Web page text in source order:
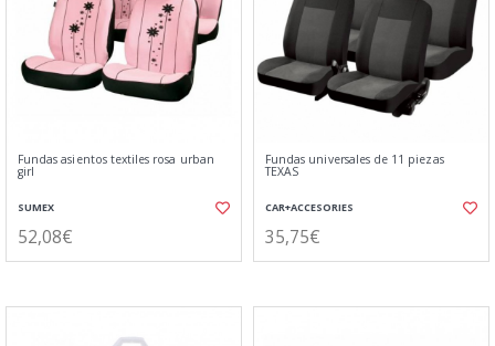
Fundas asientos textiles rosa urban
girl
SUMEX
52,08€
Fundas universales de 11 piezas
TEXAS
CAR+ACCESORIES
35,75€